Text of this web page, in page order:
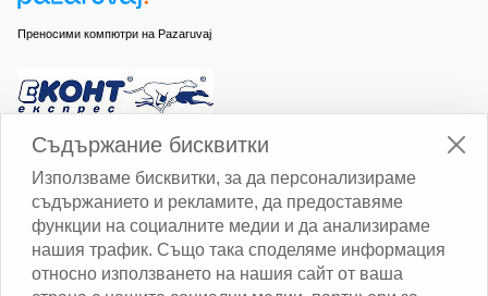
Преносими компютри на Pazaruvaj
Изчисли доставката с Еконт
Изчисли доставката със Спиди
Съдържание бисквитки
Използваме бисквитки, за да персонализираме
съдържанието и рекламите, да предоставяме
функции на социалните медии и да анализираме
нашия трафик. Също така споделяме информация
относно използването на нашия сайт от ваша